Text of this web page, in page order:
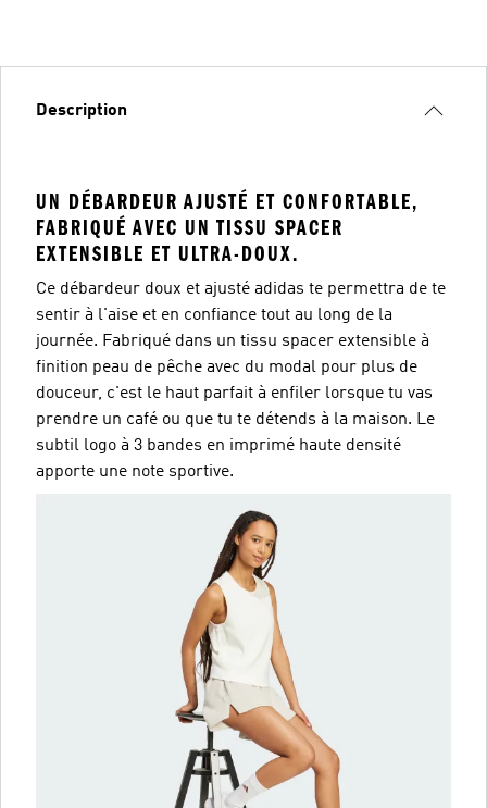
Description
UN DÉBARDEUR AJUSTÉ ET CONFORTABLE,
FABRIQUÉ AVEC UN TISSU SPACER
EXTENSIBLE ET ULTRA-DOUX.
Ce débardeur doux et ajusté adidas te permettra de te
sentir à l'aise et en confiance tout au long de la
journée. Fabriqué dans un tissu spacer extensible à
finition peau de pêche avec du modal pour plus de
douceur, c'est le haut parfait à enfiler lorsque tu vas
prendre un café ou que tu te détends à la maison. Le
subtil logo à 3 bandes en imprimé haute densité
apporte une note sportive.